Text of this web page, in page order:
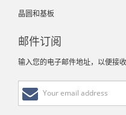
晶圆和基板
邮件订阅
输入您的电子邮件地址，以便接